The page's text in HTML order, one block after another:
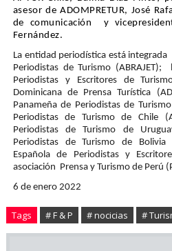
asesor de ADOMPRETUR, José
de comunicación y
Fernández.
La entidad periodística está
Periodistas de Turismo
Periodistas y Escritores de
Dominicana de Prensa Turística
Panameña de Periodistas de
Periodistas de Turismo de Chile
Periodistas de Turismo de
Periodistas de Turismo de Bolivia
Española de Periodistas y
asociación Prensa y Turismo de Perú
6 de enero 2022
Tags # F & P # nocicias #